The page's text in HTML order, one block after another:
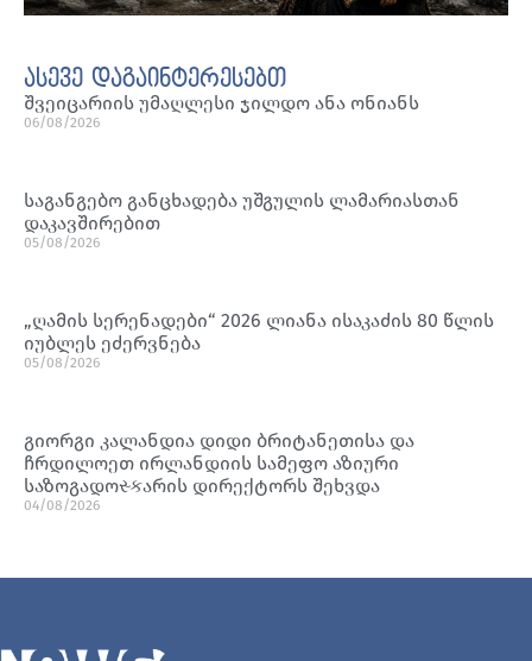
ასევე დაგაინტერესებთ
შვეიცარიის უმაღლესი ჯილდო ანა ონიანს
06/08/2026
საგანგებო განცხადება უშგულის ლამარიასთან
დაკავშირებით
05/08/2026
„ღამის სერენადები“ 2026 ლიანა ისაკაძის 80 წლის
იუბლეს ეძერვნება
05/08/2026
გიორგი კალანდია დიდი ბრიტანეთისა და
ჩრდილოეთ ირლანდიის სამეფო აზიური
საზოგადოસ્કარის დირექტორს შეხვდა
04/08/2026